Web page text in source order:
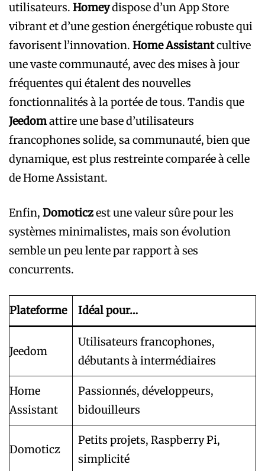
utilisateurs. Homeydispose d’un App Store
vibrant et d’une gestion énergétique robuste qui
favorisent l’innovation. Home Assistantcultive
une vaste communauté, avec des mises à jour
fréquentes qui étalent des nouvelles
fonctionnalités à la portée de tous. Tandis que
Jeedomattire une base d’utilisateurs
francophones solide, sa communauté, bien que
dynamique, est plus restreinte comparée à celle
de Home Assistant.
Enfin, Domoticzest une valeur sûre pour les
systèmes minimalistes, mais son évolution
semble un peu lente par rapport à ses
concurrents.
Plateforme Idéal pour…
Jeedom
Utilisateurs francophones,
débutants à intermédiaires
Home
Assistant
Passionnés, développeurs,
bidouilleurs
Domoticz
Petits projets, Raspberry Pi,
simplicité